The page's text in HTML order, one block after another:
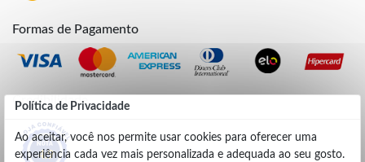
Política de Privacidade
Ao aceitar, você nos permite usar cookies para oferecer uma
experiência cada vez mais personalizada e adequada ao seu gosto.
Formas de Pagamento
Credibilidade
4.9